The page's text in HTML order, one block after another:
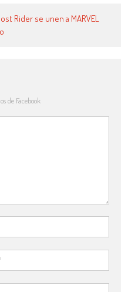
Rider se unen a MARVEL
de Facebook